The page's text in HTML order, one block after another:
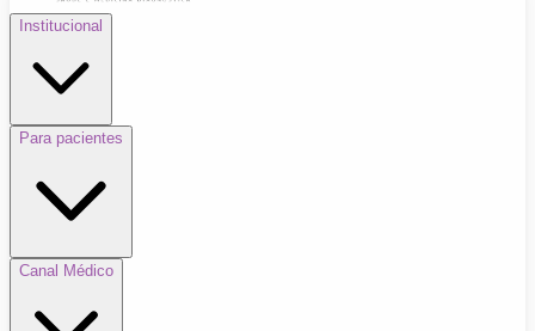
Institucional
Para pacientes
Canal Médico